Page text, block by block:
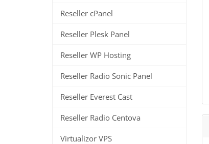
Reseller cPanel
Reseller Plesk Panel
Reseller WP Hosting
Reseller Radio Sonic Panel
Reseller Everest Cast
Reseller Radio Centova
Virtualizor VPS